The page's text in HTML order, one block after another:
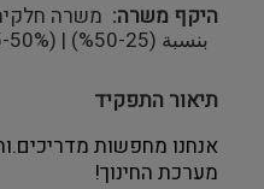
היקף משרה
بنسبة (25-50%) | Part-time position (25-50%)
תיאור התפקיד
מערכת החינוך!